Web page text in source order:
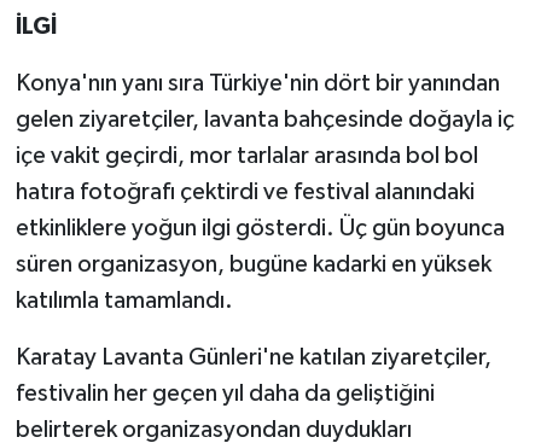
İLGİ
Konya'nın yanı sıra Türkiye'nin dört bir yanından
gelen ziyaretçiler, lavanta bahçesinde doğayla iç
içe vakit geçirdi, mor tarlalar arasında bol bol
hatıra fotoğrafı çektirdi ve festival alanındaki
etkinliklere yoğun ilgi gösterdi. Üç gün boyunca
süren organizasyon, bugüne kadarki en yüksek
katılımla tamamlandı.
Karatay Lavanta Günleri'ne katılan ziyaretçiler,
festivalin her geçen yıl daha da geliştiğini
belirterek organizasyondan duydukları